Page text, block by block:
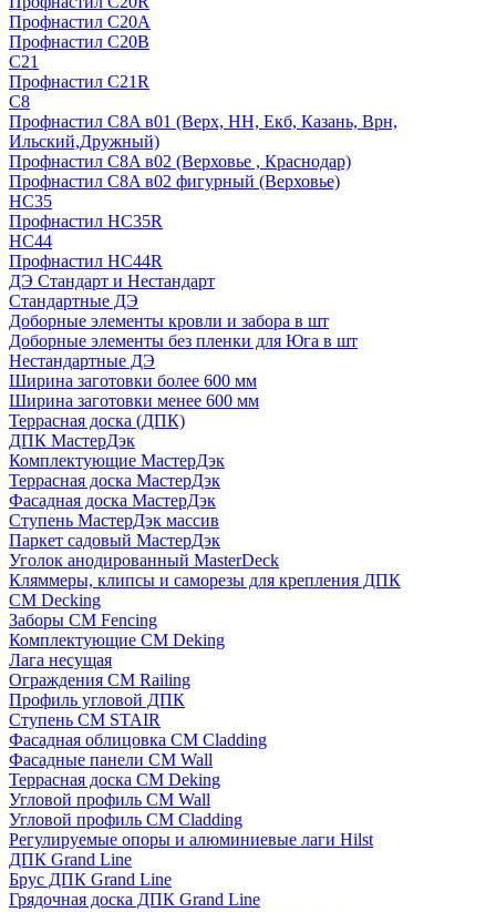
Профнастил С20А
Профнастил С20В
C21
Профнастил С21R
C8
Профнастил С8A в01 (Верх, НН, Екб, Казань, Врн,
Ильский,Дружный)
Профнастил С8A в02 (Верховье , Краснодар)
Профнастил С8A в02 фигурный (Верховье)
HС35
Профнастил HC35R
НС44
Профнастил НС44R
ДЭ Стандарт и Нестандарт
Стандартные ДЭ
Доборные элементы кровли и забора в шт
Доборные элементы без пленки для Юга в шт
Нестандартные ДЭ
Ширина заготовки более 600 мм
Ширина заготовки менее 600 мм
Террасная доска (ДПК)
ДПК МастерДэк
Комплектующие МастерДэк
Террасная доска МастерДэк
Фасадная доска МастерДэк
Ступень МастерДэк массив
Паркет садовый МастерДэк
Уголок анодированный MasterDeck
Кляммеры, клипсы и саморезы для крепления ДПК
CM Decking
Заборы CM Fencing
Комплектующие CM Deking
Лага несущая
Ограждения CM Railing
Профиль угловой ДПК
Ступень CM STAIR
Фасадная облицовка CM Cladding
Фасадные панели CM Wall
Террасная доска CM Deking
Угловой профиль CM Wall
Угловой профиль CM Cladding
Регулируемые опоры и алюминиевые лаги Hilst
ДПК Grand Line
Брус ДПК Grand Line
Грядочная доска ДПК Grand Line